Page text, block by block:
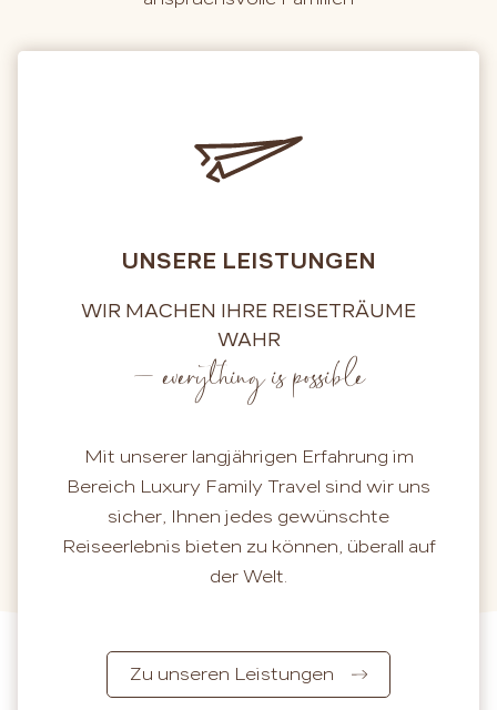
UNSERE LEISTUNGEN
WIR MACHEN IHRE REISETRÄUME
WAHR
– everything is possible
Mit unserer langjährigen Erfahrung im
Bereich Luxury Family Travel sind wir uns
sicher, Ihnen jedes gewünschte
Reiseerlebnis bieten zu können, überall auf
der Welt.
Zu unseren Leistungen